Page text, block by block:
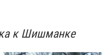
к Шишманке